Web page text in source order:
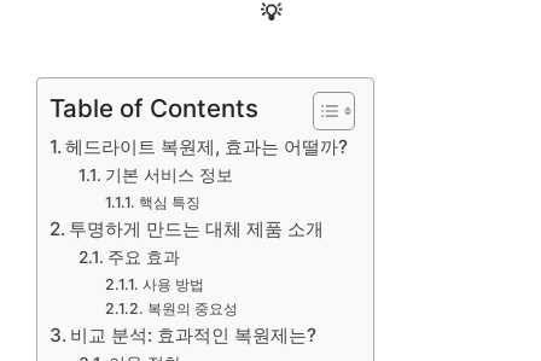
💡
Table of Contents
헤드라이트 복원제, 효과는 어떨까?
기본 서비스 정보
핵심 특징
투명하게 만드는 대체 제품 소개
주요 효과
사용 방법
복원의 중요성
비교 분석: 효과적인 복원제는?